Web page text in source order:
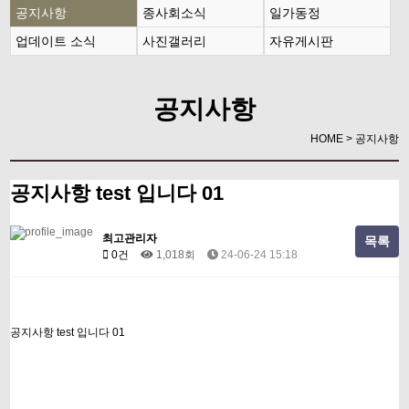
공지사항 종사회소식
일가동정
업데이트 소식
사진갤러리 자유게시판
공지사항
HOME > 공지사항
공지사항 test 입니다 01
최고관리자
0건
1,018회 24-06-24 15:18
목록
공지사항 test 입니다 01